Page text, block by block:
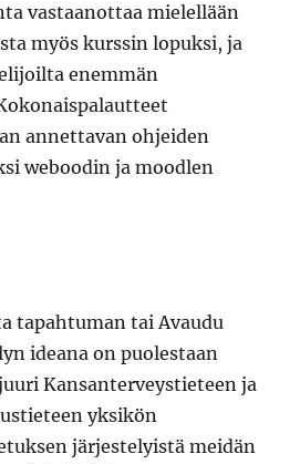
vastaanottaa mielellään
myös kurssin lopuksi, ja
enemmän
annettavan ohjeiden
weboodin ja moodlen
tapahtuman tai Avaudu
ideana on puolestaan
Kansanterveystieteen ja
yksikön
järjestelyistä meidän